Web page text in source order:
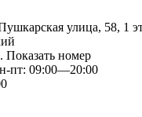
улица, 58, 1
Показать номер
пт: 09:00—20:00